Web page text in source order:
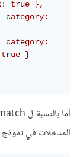
المدخلات في نموذج (form validation) كالتالي